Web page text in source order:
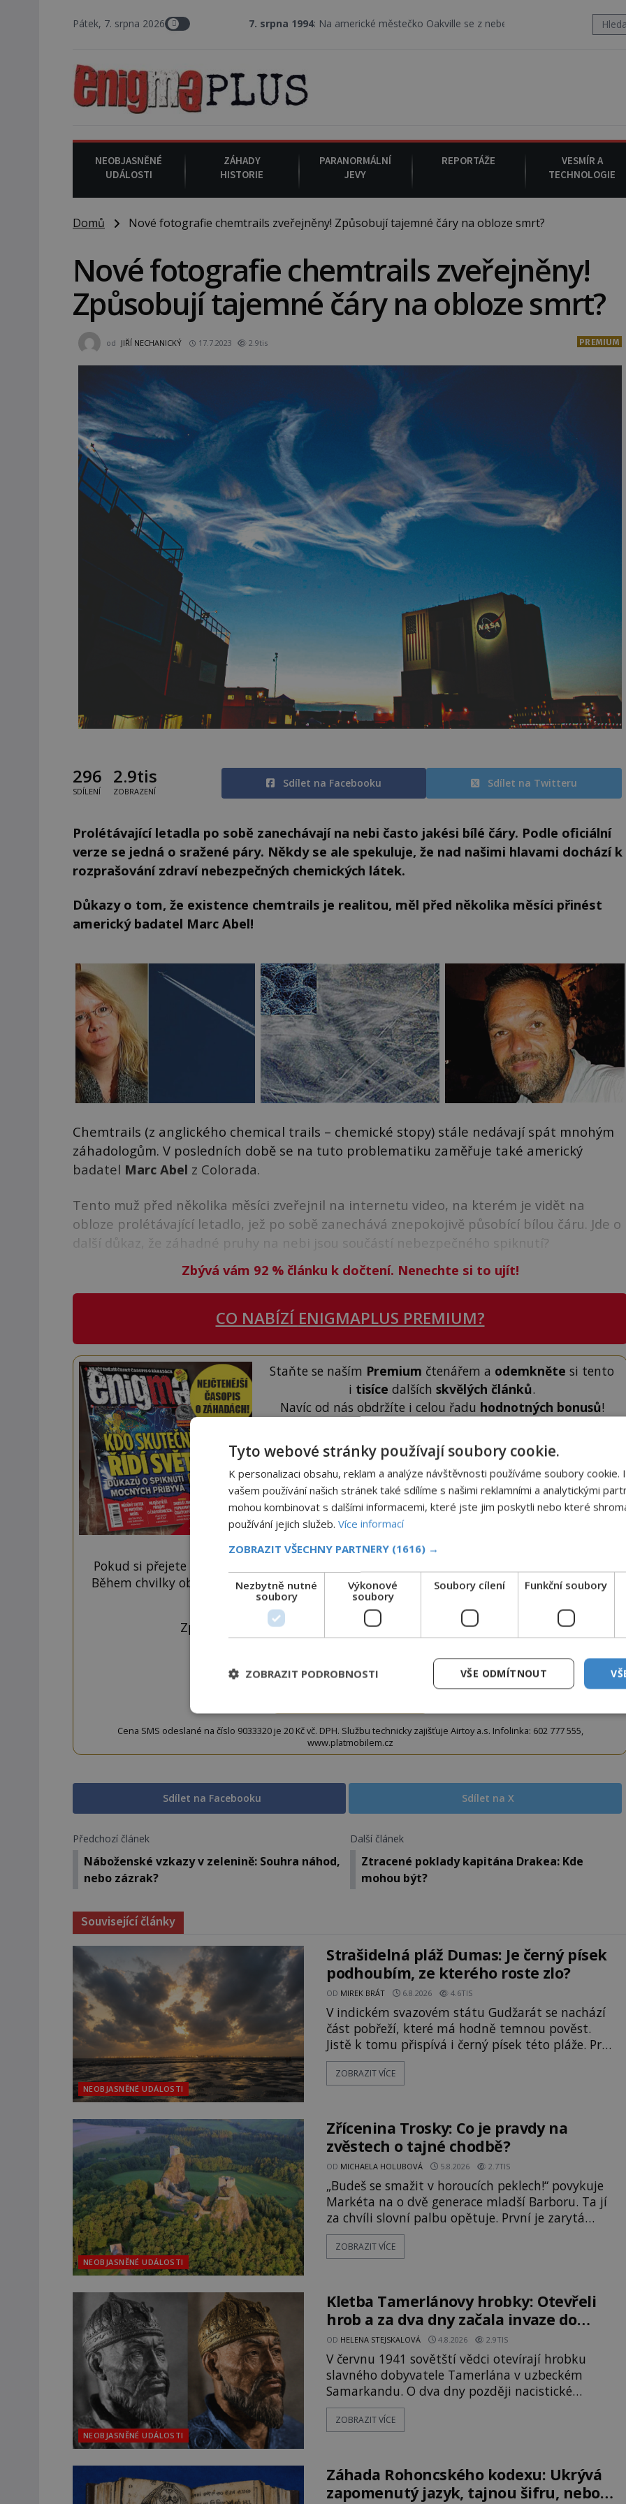
Pátek, 7. srpna 2026 7. srpna 1994 : Na americké městečko Oakville se z nebe snáší podivná rosolovitá látka
NEOBJASNĚNÉ
UDÁLOSTI
ZÁHADY
HISTORIE
PARANORMÁLNÍ
JEVY
REPORTÁŽE
VESMÍR A
TECHNOLOGIE
Domů Nové fotografie chemtrails zveřejněny! Způsobují tajemné čáry na obloze smrt?
Nové fotografie chemtrails zveřejněny!
Způsobují tajemné čáry na obloze smrt?
od JIŘÍ NECHANICKÝ 17.7.2023 2.9tis PREMIUM
296
SDÍLENÍ
2.9tis
ZOBRAZENÍ
Sdílet na Facebooku Sdílet na Twitteru
Prolétávající letadla po sobě zanechávají na nebi často jakési bílé čáry. Podle oficiální
verze se jedná o sražené páry. Někdy se ale spekuluje, že nad našimi hlavami dochází k
rozprašování zdraví nebezpečných chemických látek.
Důkazy o tom, že existence chemtrails je realitou, měl před několika měsíci přinést
americký badatel Marc Abel!
Chemtrails (z anglického chemical trails – chemické stopy) stále nedávají spát mnohým
záhadologům. V posledních době se na tuto problematiku zaměřuje také americký
badatel Marc Abel z Colorada.
Tento muž před několika měsíci zveřejnil na internetu video, na kterém je vidět na
obloze prolétávající letadlo, jež po sobě zanechává znepokojivě působící bílou čáru. Jde o
další důkaz, že záhadné pruhy na nebi jsou součástí nebezpečného spiknutí?
Zbývá vám 92 %článku k dočtení. Nenechte si to ujít!
CO NABÍZÍ ENIGMAPLUS PREMIUM?
Staňte se naším Premium čtenářem a odemkněte si tento
i tisíce dalšíchskvělých článků.
Navíc od nás obdržíte i celou řadu hodnotných bonusů!
ODEMKNOUT ČLÁNEK
Pokud si přejete odemknout pouze tento článek, můžete tak učinit zasláním jediné SMS.
Během chvilky obdržíte číselný kód, který opíšete do následujícího okénka a kliknutím na
tlačítko jej odemknete.
Zprávu ve tvaru "CTU CLANEK" odešlete na číslo 903 33 20
Cena SMS odeslané na číslo 9033320 je 20 Kč vč. DPH. Službu technicky zajišťuje Airtoy a.s. Infolinka: 602 777 555,
www.platmobilem.cz
Sdílet na Facebooku Sdílet na X
Předchozí článek
Náboženské vzkazy v zelenině: Souhra náhod,
nebo zázrak?
Další článek
Ztracené poklady kapitána Drakea: Kde
mohou být?
Související články
NEOBJASNĚNÉ UDÁLOSTI
Strašidelná pláž Dumas: Je černý písek
podhoubím, ze kterého roste zlo?
OD MIREK BRÁT 6.8.2026 4.6TIS
V indickém svazovém státu Gudžarát se nachází
část pobřeží, které má hodně temnou pověst.
Jistě k tomu přispívá i černý písek této pláže. Proč
má pláž takové netypické zbarvení? Nakolik jsou
pravdivé historky, že zde došlo k
pláž Dumas ve městě Surat. Gu
ZOBRAZIT VÍCE
NEOBJASNĚNÉ UDÁLOSTI
Zřícenina Trosky: Co je pravdy na
zvěstech o tajné chodbě?
OD MICHAELA HOLUBOVÁ 5.8.2026 2.7TIS
„Budeš se smažit v horoucích peklech!“ povykuje
Markéta na o dvě generace mladší Barboru. Ta jí
za chvíli slovní palbu opětuje. První je zarytá
katolička, druhá přesvědčená kališnice. A každá z
nich se usídlí na jedné z věží slavného hradu
manželku má skutečně jistou
ZOBRAZIT VÍCE
NEOBJASNĚNÉ UDÁLOSTI
Kletba Tamerlánovy hrobky: Otevřeli
hrob a za dva dny začala invaze do
SSSR. Náhoda, nebo varování?
OD HELENA STEJSKALOVÁ 4.8.2026 2.9TIS
V červnu 1941 sovětští vědci otevírají hrobku
slavného dobyvatele Tamerlána v uzbeckém
Samarkandu. O dva dny později nacistické
Německo zahajuje operaci Barbarossa a napadá
Sovětský svaz. Shoda dat je natolik zarážející, že
fascinující souhru okolností? Když antropolog
Michail Gerasimov (1907-1970) a
ZOBRAZIT VÍCE
Záhada Rohoncského kodexu: Ukrývá
zapomenutý jazyk, tajnou šifru, nebo
Tyto webové stránky používají soubory cookie.
K personalizaci obsahu, reklam a analýze návštěvnosti používáme soubory cookie.
vašem používání našich stránek také sdílíme s našimi reklamními a analytickými
mohou kombinovat s dalšími informacemi, které jste jim poskytli nebo které
používání jejich služeb. Více informací
ZOBRAZIT VŠECHNY PARTNERY (1616) →
Nezbytně nutné
soubory
Výkonové
soubory
Soubory cílení Funkční soubory
VŠE ODMÍTNOUT
ZOBRAZIT PODROBNOSTI